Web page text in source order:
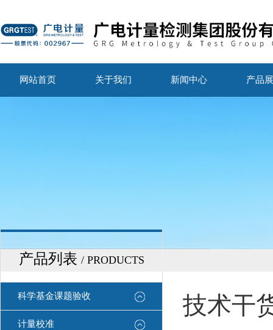
网站首页 关于我们 新闻中心 产品
产品列表 / PRODUCTS
科学基金课题验收
计量校准
技术干